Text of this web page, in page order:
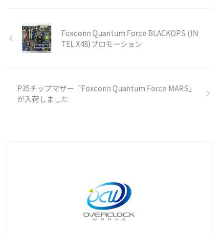
Foxconn Quantum Force BLACKOPS (IN
TEL X48)プロモーション
P35チップマザー「Foxconn Quantum Force MARS」
が入荷しました